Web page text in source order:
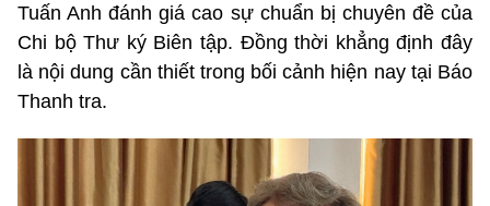
Tuấn Anh đánh giá cao sự chuẩn bị chuyên đề của
Chi bộ Thư ký Biên tập. Đồng thời khẳng định đây
là nội dung cần thiết trong bối cảnh hiện nay tại Báo
Thanh tra.